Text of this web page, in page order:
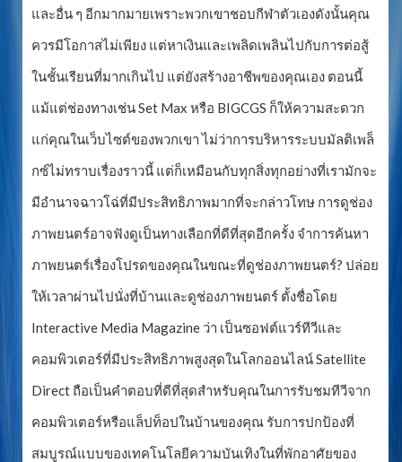
และอื่น ๆ อีกมากมายเพราะพวกเขาชอบกีฬาตัวเองดังนั้นคุณ
ควรมีโอกาสไม่เพียง แต่หาเงินและเพลิดเพลินไปกับการต่อสู้
ในชั้นเรียนที่มากเกินไป แต่ยังสร้างอาชีพของคุณเอง ตอนนี้
แม้แต่ช่องทางเช่น Set Max หรือ BIGCGS ก็ให้ความสะดวก
แก่คุณในเว็บไซต์ของพวกเขา ไม่ว่าการบริหารระบบมัลติเพล็
กซ์ไม่ทราบเรื่องราวนี้ แต่ก็เหมือนกับทุกสิ่งทุกอย่างที่เรามักจะ
มีอำนาจฉาวโฉ่ที่มีประสิทธิภาพมากที่จะกล่าวโทษ การดูช่อง
ภาพยนตร์อาจฟังดูเป็นทางเลือกที่ดีที่สุดอีกครั้ง จำการค้นหา
ภาพยนตร์เรื่องโปรดของคุณในขณะที่ดูช่องภาพยนตร์? ปล่อย
ให้เวลาผ่านไปนั่งที่บ้านและดูช่องภาพยนตร์ ตั้งชื่อโดย
Interactive Media Magazine ว่า เป็นซอฟต์แวร์ทีวีและ
คอมพิวเตอร์ที่มีประสิทธิภาพสูงสุดในโลกออนไลน์ Satellite
Direct ถือเป็นคำตอบที่ดีที่สุดสำหรับคุณในการรับชมทีวีจาก
คอมพิวเตอร์หรือแล็ปท็อปในบ้านของคุณ รับการปกป้องที่
สมบูรณ์แบบของเทคโนโลยีความบันเทิงในที่พักอาศัยของ